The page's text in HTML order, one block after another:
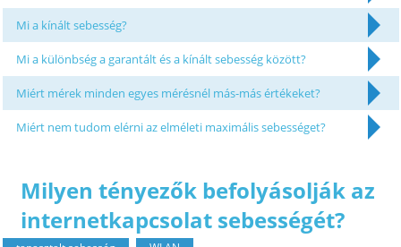
Mi a kínált sebesség?
Mi a különbség a garantált és a kínált sebesség között?
Miért mérek minden egyes mérésnél más-más értékeket?
Miért nem tudom elérni az elméleti maximális sebességet?
Milyen tényezők befolyásolják az
internetkapcsolat sebességét?